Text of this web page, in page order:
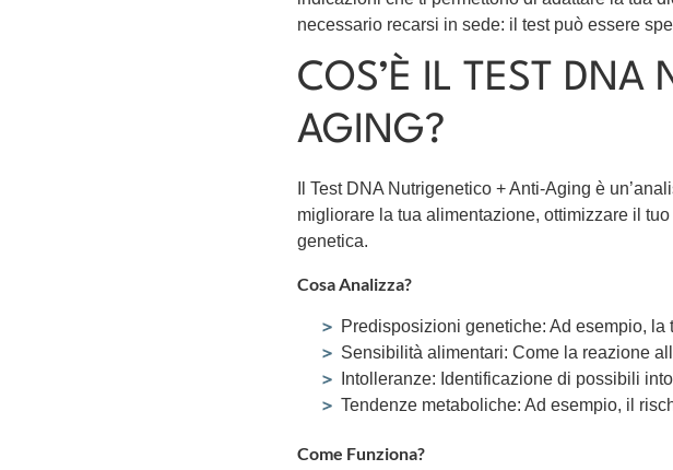
necessario recarsi in sede: il test può essere
COS’È IL TEST
AGING?
Il Test DNA Nutrigenetico + Anti-Aging è
migliorare la tua alimentazione, ottimizzare il
genetica.
Cosa Analizza?
Predisposizioni genetiche: Ad esempio,
Sensibilità alimentari: Come la reazione
Intolleranze: Identificazione di possibili
Tendenze metaboliche: Ad esempio, il
Come Funziona?